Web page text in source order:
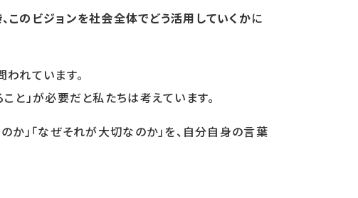
このビジョンを社会全体でどう活用していくかに
れています。
と」が必要だと私たちは考えています。
か」「なぜそれが大切なのか」を、自分自身の言葉